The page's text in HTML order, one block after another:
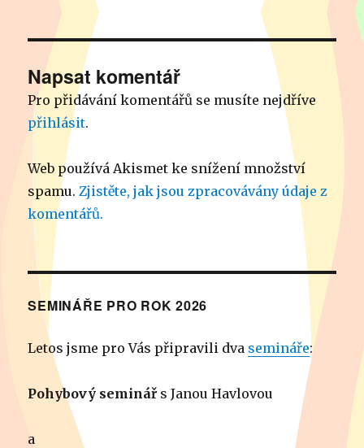
Napsat komentář
Pro přidávání komentářů se musíte nejdříve
přihlásit.
Web používá Akismet ke snížení množství
spamu.Zjistěte, jak jsou zpracovávány údaje z
komentářů.
SEMINÁŘE PRO ROK 2026
Letos jsme pro Vás připravili dva semináře:
Pohybový seminář s Janou Havlovou
a